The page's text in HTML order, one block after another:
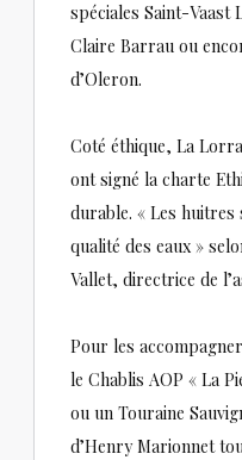
spéciales Saint-Vaast
Claire Barrau ou
d’Oleron.
Coté éthique, La
ont signé la charte
durable. « Les huitres
qualité des eaux »
Vallet, directrice de
Pour les
le Chablis AOP « La
ou un Touraine
d’Henry Marionnet